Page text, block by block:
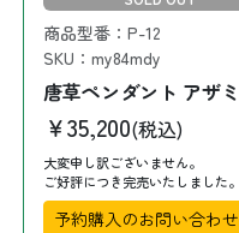
商品型番：P-12
SKU：my84mdy
唐草ペンダント アザミ
￥35,200(税込)
大変申し訳ございません。
ご好評につき完売いたしました。
予約購入のお問い合わせ